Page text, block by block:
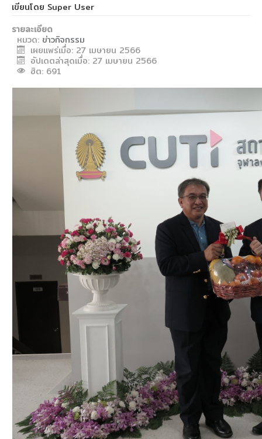
เขียนโดย Super User
รายละเอียด
หมวด: ข่าวกิจกรรม
เผยแพร่เมื่อ: 27 เมษายน 2566
อัปเดตล่าสุดเมื่อ: 27 เมษายน 2566
ฮิต: 691